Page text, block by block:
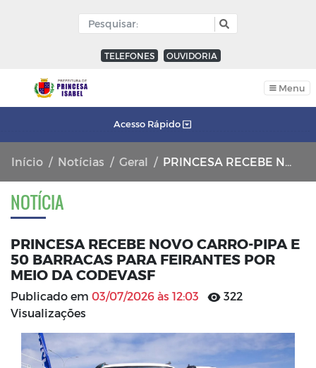
TELEFONES OUVIDORIA
Menu
Acesso Rápido
Início Notícias Geral PRINCESA RECEBE NOVO CARRO-PIPA E 50 BARRACAS PARA FEIRANTES POR MEIO DA CODEVASF
NOTÍCIA
PRINCESA RECEBE NOVO CARRO-PIPA E
50 BARRACAS PARA FEIRANTES POR
MEIO DA CODEVASF
Publicado em 03/07/2026 às 12:03
322
Visualizações